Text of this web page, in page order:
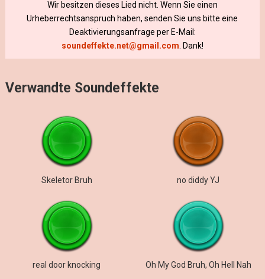
Wir besitzen dieses Lied nicht. Wenn Sie einen
Urheberrechtsanspruch haben, senden Sie uns bitte eine
Deaktivierungsanfrage per E-Mail:
soundeffekte.net@gmail.com . Dank!
Verwandte Soundeffekte
Skeletor Bruh no diddy YJ
real door knocking Oh My God Bruh, Oh Hell Nah